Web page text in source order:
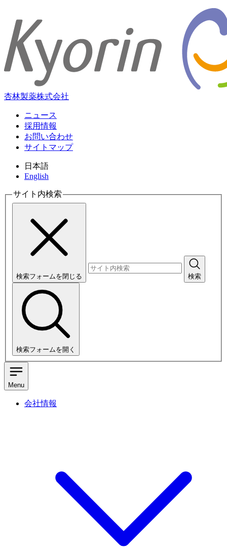
杏林製薬株式会社
ニュース
採用情報
お問い合わせ
サイトマップ
日本語
English
サイト内検索
検索フォームを閉じる 検索
検索フォームを開く
Menu
会社情報